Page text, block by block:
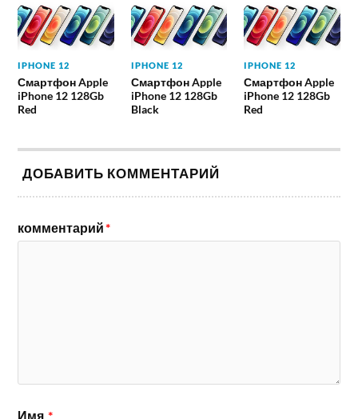
IPHONE 12
Смартфон Apple
iPhone 12 128Gb
Red
IPHONE 12
Смартфон Apple
iPhone 12 128Gb
Black
IPHONE 12
Смартфон Apple
iPhone 12 128Gb
Red
ДОБАВИТЬ КОММЕНТАРИЙ
комментарий*
Имя *